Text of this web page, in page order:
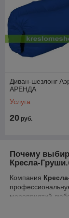
Диван-шезлонг
АРЕНДА
Услуга
20 руб.
Почему
Кресла-
Компания
мероприятий